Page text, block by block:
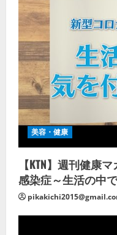
美容・健康
【KTN】週刊健康
感染症～生活の中